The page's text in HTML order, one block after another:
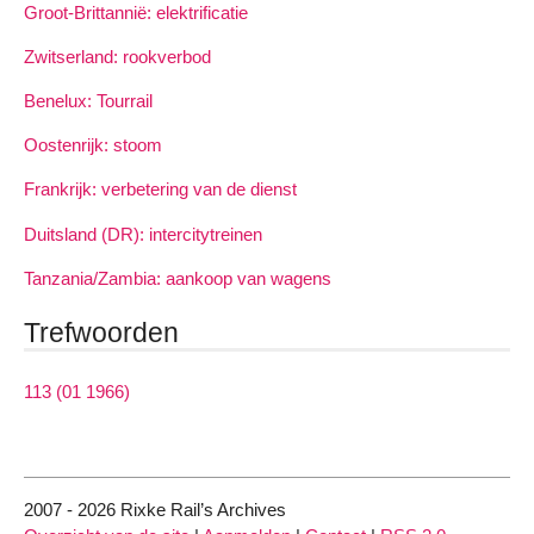
Groot-Brittannië: elektrificatie
Zwitserland: rookverbod
Benelux: Tourrail
Oostenrijk: stoom
Frankrijk: verbetering van de dienst
Duitsland (DR): intercitytreinen
Tanzania/Zambia: aankoop van wagens
Trefwoorden
113 (01 1966)
2007 - 2026 Rixke Rail’s Archives